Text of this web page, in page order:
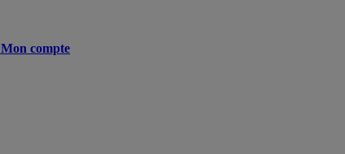
Mon compte